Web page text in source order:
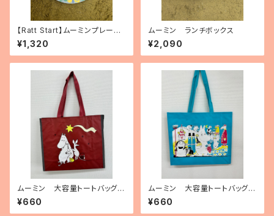
【Ratt Start】ムーミンプレート
「Festivities」
¥1,320
ムーミン ランチボックス
¥2,090
ムーミン 大容量トートバッグ
（ポリプロピレン製）「ムーミンと
彗星」
¥660
ムーミン 大容量トートバッグ
（ポリプロピレン製）「Moomin
on cover」
¥660